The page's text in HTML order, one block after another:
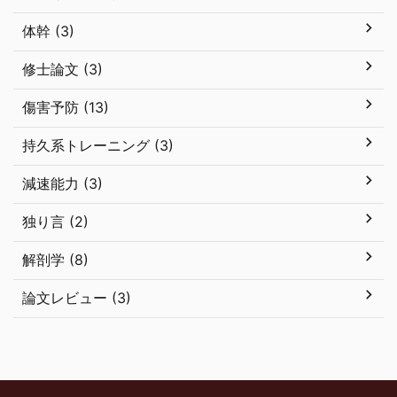
体幹 (3)
修士論文 (3)
傷害予防 (13)
持久系トレーニング (3)
減速能力 (3)
独り言 (2)
解剖学 (8)
論文レビュー (3)